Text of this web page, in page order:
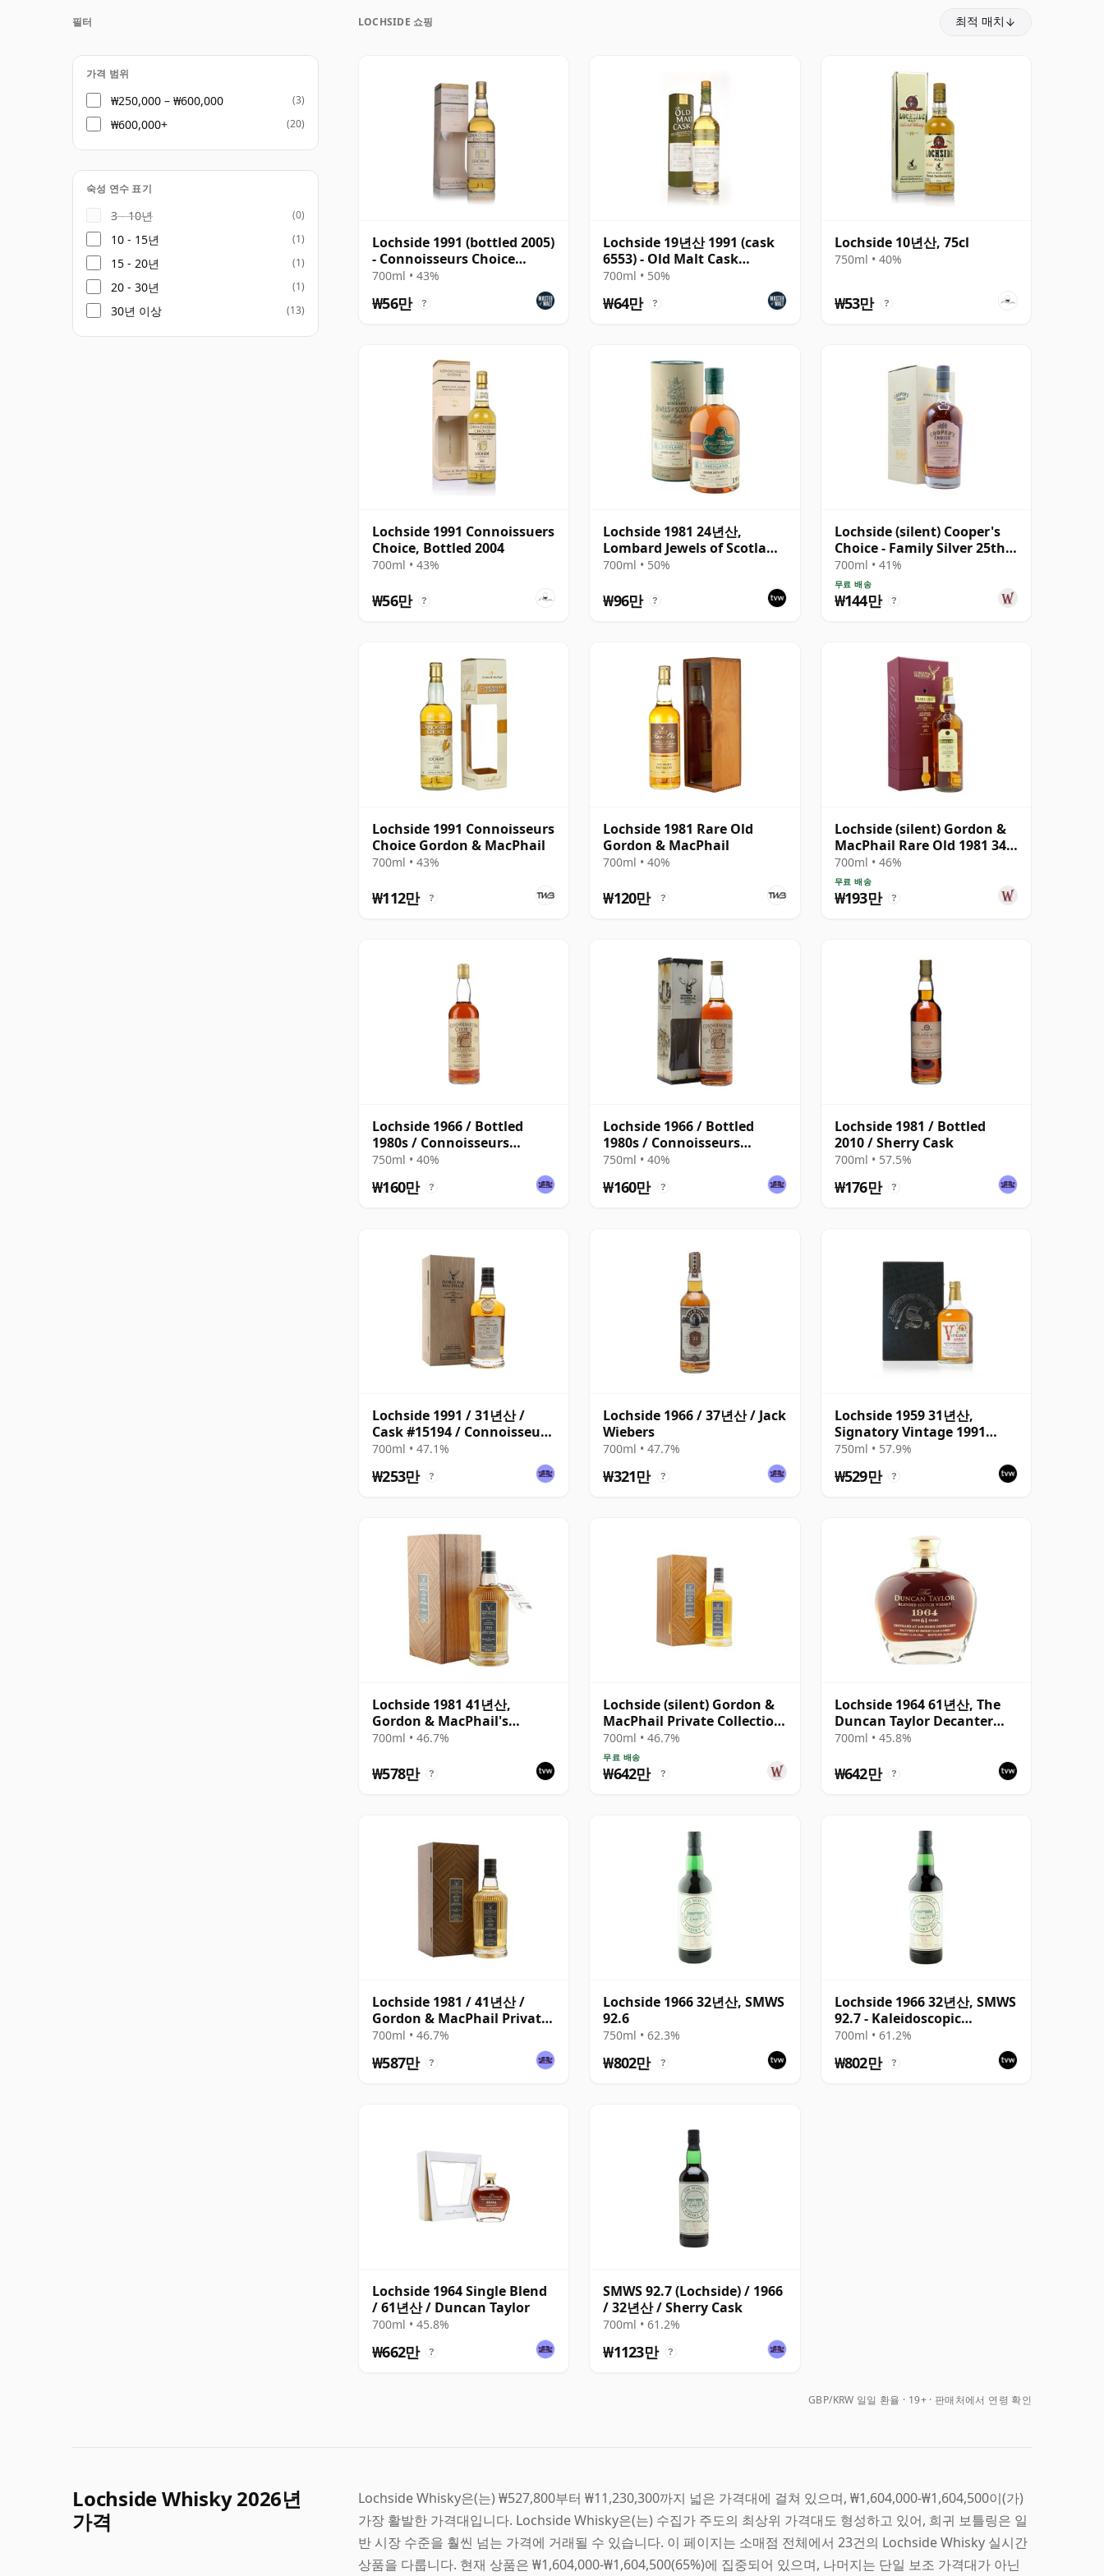
혼합한 것—를 만들 수 있는 역량을 갖추고 있었습니다. 이 증류소는 결국 얼라이드(Allied)의 소유 하
에 들어갔고, 1992년에 문을 닫은 뒤 이후 철거되어 현재는 생산 시설이 전혀 남아 있지 않습니다.
현재 남아 있는 Lochside 보틀링의 대부분은 한정된 구재고에서 나온 독립 병입 제품들이며, 폐쇄된
증류소에 관심 있는 위스키 애호가들 사이에서 점점 더 높은 인기를 얻고 있습니다. 싱글 몰트는 과일
향, 플로럴, 은은한 달콤함이 특징으로, 과수원 과일, 꿀, 바닐라, 시트러스, 부드러운 스파이스의 테이
스팅 노트가 자주 언급됩니다. 셰리 캐스크 숙성 제품의 경우 건과일, 토피, 견과류, 윤기 있는 오크의
풍부한 레이어가 더해지기도 합니다.
Lochside에 대한 매력은 희소성에서 비롯되기도 하지만, 스카치 위스키 역사에서 차지하는 독특한
위치에서도 기인합니다. 같은 부지에서 몰트 스피릿과 그레인 스피릿을 이런 방식으로 함께 생산한
증류소는 극히 드물었으며, 현재 남아 있는 보틀링들은 이제는 재현할 수 없는 증류소의 독특한 동해
안 Highland 캐릭터를 고스란히 담고 있습니다.
LOCHSIDE 쇼핑 최적 매치
Lochside 1991 (bottled 2005)
- Connoisseurs Choice
(Gordon & MacPhail)
700ml • 43%
₩56만 ?
Lochside 19년산 1991 (cask
6553) - Old Malt Cask
(Douglas Laing)
700ml • 50%
₩64만 ?
Lochside 10년산, 75cl
750ml • 40%
₩53만 ?
Lochside 1991 Connoissuers
Choice, Bottled 2004
700ml • 43%
₩56만 ?
Lochside 1981 24년산,
Lombard Jewels of Scotland
2005 Bottling with Tube
700ml • 50%
₩96만 ?
Lochside (silent) Cooper's
Choice - Family Silver 25th
Anniversary 1972 44년산
700ml • 41%
무료 배송
₩144만 ?
Lochside 1991 Connoisseurs
Choice Gordon & MacPhail
700ml • 43%
₩112만 ?
Lochside 1981 Rare Old
Gordon & MacPhail
700ml • 40%
₩120만 ?
Lochside (silent) Gordon &
MacPhail Rare Old 1981 34
년산
700ml • 46%
무료 배송
₩193만 ?
Lochside 1966 / Bottled
1980s / Connoisseurs
Choice
750ml • 40%
₩160만 ?
Lochside 1966 / Bottled
1980s / Connoisseurs
Choice
750ml • 40%
₩160만 ?
Lochside 1981 / Bottled
2010 / Sherry Cask
700ml • 57.5%
₩176만 ?
Lochside 1991 / 31년산 /
Cask #15194 / Connoisseurs
Choice
700ml • 47.1%
₩253만 ?
Lochside 1966 / 37년산 / Jack
Wiebers
700ml • 47.7%
₩321만 ?
Lochside 1959 31년산,
Signatory Vintage 1991
Bottling with Presentation
750ml • 57.9%
₩529만 ?
Lochside 1981 41년산,
Gordon & MacPhail's
Private Collection -
700ml • 46.7%
₩578만 ?
Lochside (silent) Gordon &
MacPhail Private Collection
Single Cask # 1981 41년산
700ml • 46.7%
무료 배송
₩642만 ?
Lochside 1964 61년산, The
Duncan Taylor Decanter
2025 Bottling - Sherry Oak
700ml • 45.8%
₩642만 ?
Lochside 1981 / 41년산 /
Gordon & MacPhail Private
Collection
700ml • 46.7%
₩587만 ?
Lochside 1966 32년산, SMWS
92.6
750ml • 62.3%
₩802만 ?
Lochside 1966 32년산, SMWS
92.7 - Kaleidoscopic
Richness
700ml • 61.2%
₩802만 ?
Lochside 1964 Single Blend
/ 61년산 / Duncan Taylor
700ml • 45.8%
₩662만 ?
SMWS 92.7 (Lochside) / 1966
/ 32년산 / Sherry Cask
700ml • 61.2%
₩1123만 ?
GBP/KRW 일일 환율 19+ · 판매처에서 연령 확인
필터
가격 범위
₩250,000 – ₩600,000 (3)
₩600,000+ (20)
숙성 연수 표기
3 - 10년 (0)
10 - 15년 (1)
15 - 20년 (1)
20 - 30년 (1)
30년 이상 (13)
Lochside Whisky 2026년
가격
Lochside Whisky은(는) ₩527,800부터 ₩11,230,300까지 넓은 가격대에 걸쳐 있으며, ₩1,604,000-₩1,604,500이(가)
가장 활발한 가격대입니다. Lochside Whisky은(는) 수집가 주도의 최상위 가격대도 형성하고 있어, 희귀 보틀링은 일
반 시장 수준을 훨씬 넘는 가격에 거래될 수 있습니다. 이 페이지는 소매점 전체에서 23건의 Lochside Whisky 실시간
상품을 다룹니다. 현재 상품은 ₩1,604,000-₩1,604,500(65%)에 집중되어 있으며, 나머지는 단일 보조 가격대가 아닌